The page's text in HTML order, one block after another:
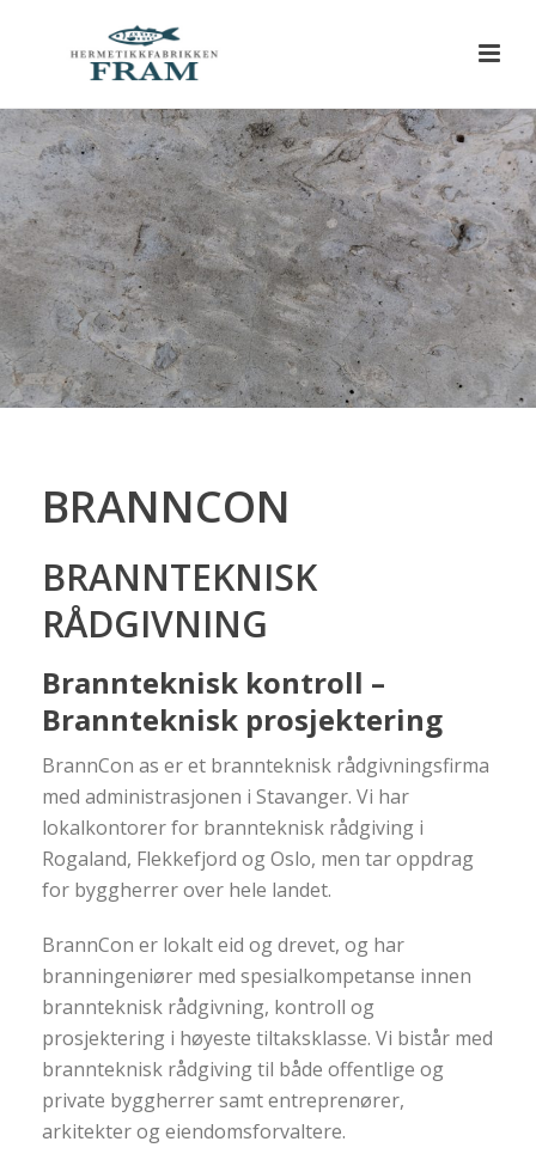
BRANNCON
BRANNTEKNISK
RÅDGIVNING
Brannteknisk kontroll –
Brannteknisk prosjektering
BrannCon as er et brannteknisk rådgivningsfirma
med administrasjonen i Stavanger. Vi har
lokalkontorer for brannteknisk rådgiving i
Rogaland, Flekkefjord og Oslo, men tar oppdrag
for byggherrer over hele landet.
BrannCon er lokalt eid og drevet, og har
branningeniører med spesialkompetanse innen
brannteknisk rådgivning, kontroll og
prosjektering i høyeste tiltaksklasse. Vi bistår med
brannteknisk rådgiving til både offentlige og
private byggherrer samt entreprenører,
arkitekter og eiendomsforvaltere.